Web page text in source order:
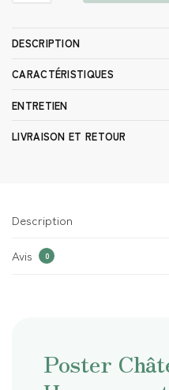
DESCRIPTION
CARACTÉRISTIQUES
ENTRETIEN
LIVRAISON ET RETOUR
Description
Avis 0
Poster